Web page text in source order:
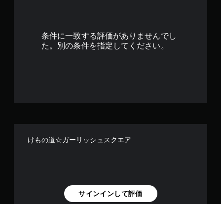
条件に一致する評価がありませんでし
た。別の条件を指定してください。
けもの道☆ガーリッシュスクエア
サインインして評価